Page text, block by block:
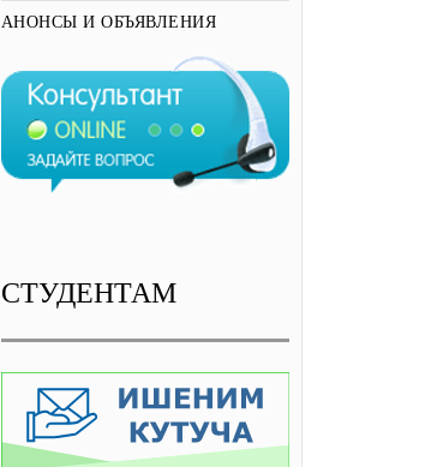
АНОНСЫ И ОБЪЯВЛЕНИЯ
СТУДЕНТАМ